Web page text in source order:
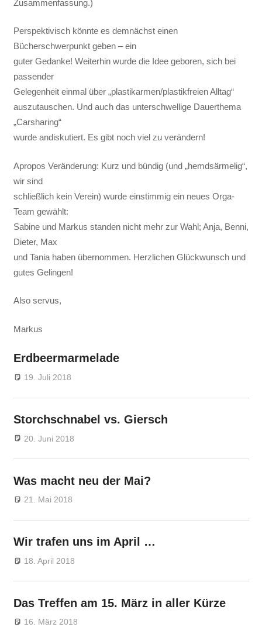
Zusammenfassung.)
Perspektivisch könnte es demnächst einen
Bücherschwerpunkt geben – ein
guter Gedanke! Weiterhin wurde die Idee geboren, sich bei
passender
Gelegenheit einmal über „plastikarmen/plastikfreien Alltag“
auszutauschen. Und auch das unterschwellige Dauerthema
„Carsharing“
wurde andiskutiert. Es gibt noch viel zu verändern!
Apropos Veränderung: Kurz und bündig (und „hemdsärmelig“,
wir sind
schließlich kein Verein) wurde einstimmig ein neues Orga-
Team gewählt:
Sabine und Markus standen nicht mehr zur Wahl; Anja, Benni,
Dieter, Max
und Tania haben übernommen. Herzlichen Glückwunsch und
gutes Gelingen!
Also servus,
Markus
Erdbeermarmelade
19. Juli 2018
Storchschnabel vs. Giersch
20. Juni 2018
Was macht neu der Mai?
21. Mai 2018
Wir trafen uns im April …
18. April 2018
Das Treffen am 15. März in aller Kürze
16. März 2018